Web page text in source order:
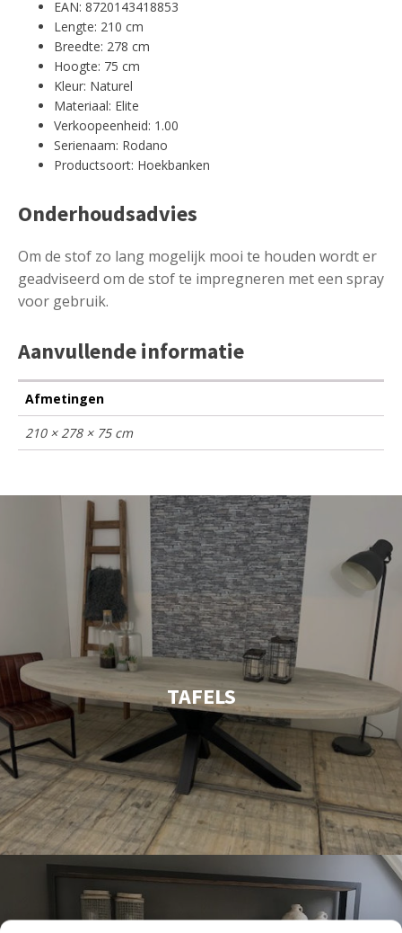
EAN: 8720143418853
Lengte: 210 cm
Breedte: 278 cm
Hoogte: 75 cm
Kleur: Naturel
Materiaal: Elite
Verkoopeenheid: 1.00
Serienaam: Rodano
Productsoort: Hoekbanken
Onderhoudsadvies
Om de stof zo lang mogelijk mooi te houden wordt er
geadviseerd om de stof te impregneren met een spray
voor gebruik.
Aanvullende informatie
Afmetingen
210 × 278 × 75 cm
TAFELS